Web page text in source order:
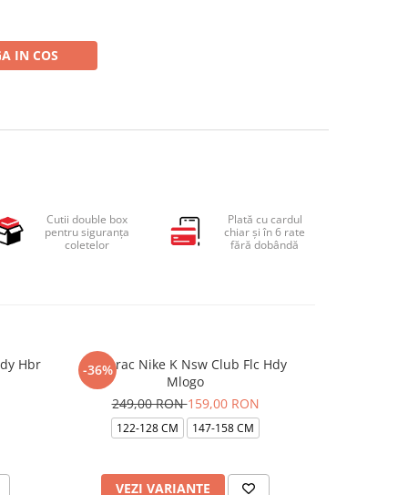
IN COS
Cutii double box
pentru siguranța
coletelor
Plată cu cardul
chiar și în 6 rate
fără dobândă
Hbr
-36%
Hanorac Nike K Nsw Club Flc Hdy
Mlogo
249,00 RON159,00 RON
122-128 CM 147-158 CM
VEZI VARIANTE